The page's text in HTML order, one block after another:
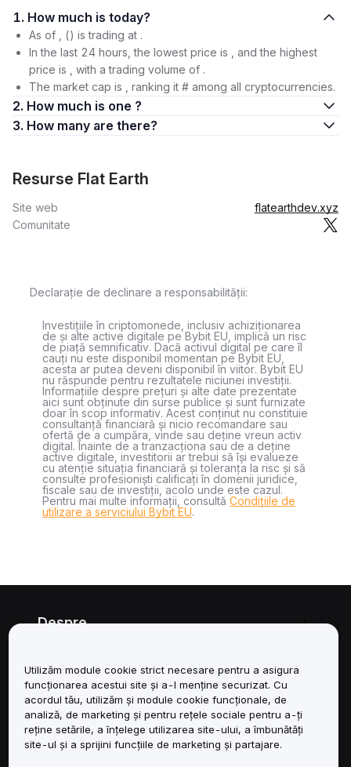
1. How much is today?
As of , () is trading at .
In the last 24 hours, the lowest price is , and the highest
price is , with a trading volume of .
The market cap is , ranking it # among all cryptocurrencies.
2. How much is one ?
3. How many are there?
Resurse Flat Earth
Site web
flatearthdev.xyz
Comunitate
Declarație de declinare a responsabilității:
Investițiile în criptomonede, inclusiv achiziționarea
de și alte active digitale pe Bybit EU, implică un risc
de piață semnificativ. Dacă activul digital pe care îl
cauți nu este disponibil momentan pe Bybit EU,
acesta ar putea deveni disponibil în viitor. Bybit EU
nu răspunde pentru rezultatele niciunei investiții.
Informațiile despre prețuri și alte date prezentate
aici sunt obținute din surse publice și sunt furnizate
doar în scop informativ. Acest conținut nu constituie
consultanță financiară și nicio recomandare sau
ofertă de a cumpăra, vinde sau deține vreun activ
digital. Înainte de a tranzacționa sau de a deține
active digitale, investitorii ar trebui să își evalueze
cu atenție situația financiară și toleranța la risc și să
consulte profesioniști calificați în domenii juridice,
fiscale sau de investiții, acolo unde este cazul.
Pentru mai multe informații, consultă Condițiile de
utilizare a serviciului Bybit EU.
Despre
Asistență
Produse
Utilizăm module cookie strict necesare pentru a asigura
funcționarea acestui site și a-l menține securizat. Cu
acordul tău, utilizăm și module cookie funcționale, de
analiză, de marketing și pentru rețele sociale pentru a-ți
reține setările, a înțelege utilizarea site-ului, a îmbunătăți
site-ul și a sprijini funcțiile de marketing și partajare.